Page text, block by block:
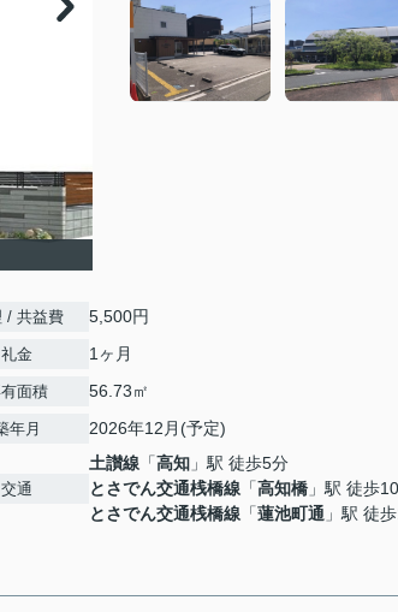
/ 共益費 5,500円
礼金 1ヶ月
面積 56.73㎡
年月 2026年12月(予定)
交通
土讃線 「高知 」駅 徒歩5分
とさでん交通桟橋線 「高知橋 」駅 徒歩
とさでん交通桟橋線 「蓮池町通 」駅 徒